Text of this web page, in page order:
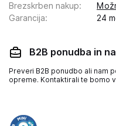
Brezskrben nakup:
Garancija: 24
B2B ponudba in
Preveri B2B ponudbo ali nam
opreme. Kontaktirali te bomo